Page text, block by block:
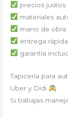
precios justos
materiales
mano de obra
entrega rápida
garantía
Tapicería para
Uber y Didi
Si trabajas